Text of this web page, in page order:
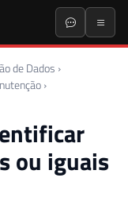
de Dados ›
›
ou iguais